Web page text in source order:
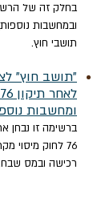
בחלק זה של
תושבי חוץ.
"תושב חוץ"
ומחשבות
ברשימה זו נבחן
76 לחוק מיסוי
רכישה ובמס